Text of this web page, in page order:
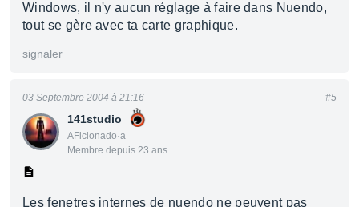
Windows, il n'y aucun réglage à faire dans Nuendo,
tout se gère avec ta carte graphique.
signaler
141studio
AFicionado·a
Membre depuis 23 ans
03 Septembre 2004 à 21:16 #5
Les fenetres internes de nuendo ne peuvent pas